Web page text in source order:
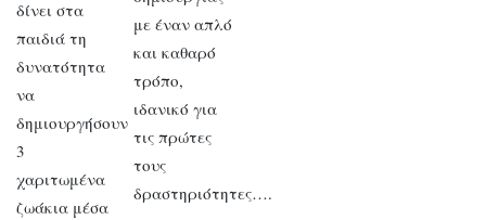
δίνει στα
παιδιά τη
δυνατότητα
να
δημιουργήσουν
3
χαριτωμένα
ζωάκια μέσα
με έναν απλό
και καθαρό
τρόπο,
ιδανικό για
τις πρώτες
τους
δραστηριότητες….